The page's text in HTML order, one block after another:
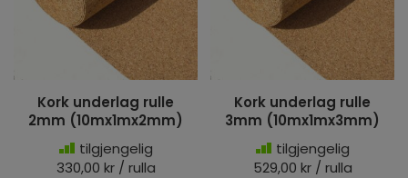
Kork underlag rulle
2mm (10mx1mx2mm)
tilgjengelig
330,00 kr / rulla
Kork underlag rulle
3mm (10mx1mx3mm)
tilgjengelig
529,00 kr / rulla